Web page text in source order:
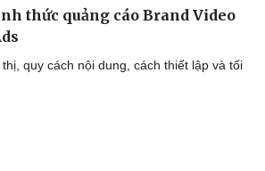
Tin Công nghệ
thức quảng cáo Brand Video
quy cách nội dung, cách thiết lập và tối